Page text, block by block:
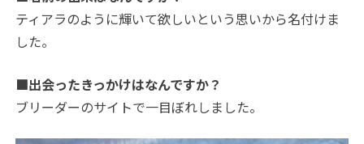
ティアラのように輝いて欲しいという思いから名付けま
した。
■出会ったきっかけはなんですか？
ブリーダーのサイトで一目ぼれしました。